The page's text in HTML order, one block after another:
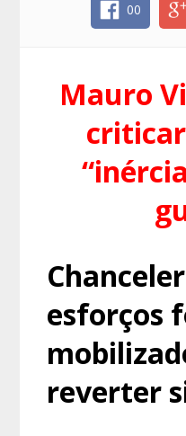
00
Mauro
esforços
reverter